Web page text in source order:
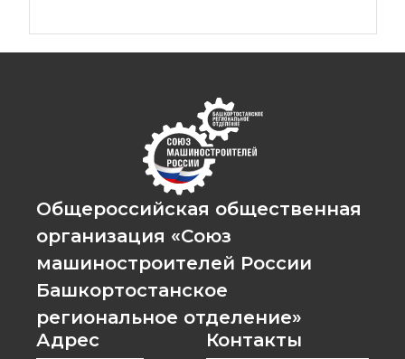
Общероссийская общественная
организация «Союз
машиностроителей России
Башкортостанское
региональное отделение»
Адрес
Контакты